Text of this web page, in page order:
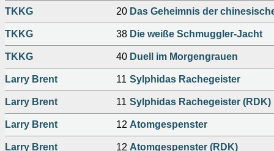
TKKG 20 Das Geheimnis der
TKKG 38 Die weiße Schmuggler-Jacht
TKKG 40 Duell im Morgengrauen
Larry Brent 11 Sylphidas Rachegeister
Larry Brent 11 Sylphidas Rachegeister (RDK)
Larry Brent 12 Atomgespenster
Larry Brent 12 Atomgespenster (RDK)